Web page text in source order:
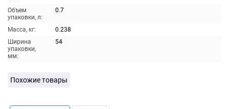
Объем
упаковки, л:
0.7
Масса, кг:
0.238
Ширина
упаковки,
мм:
54
Похожие товары